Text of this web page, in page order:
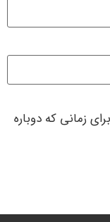
زمانی که دوباره